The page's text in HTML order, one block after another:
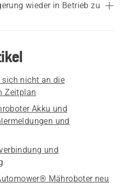
wieder in Betrieb zu
nicht an die
Zeitplan
Akku und
und
und
Mähroboter neu